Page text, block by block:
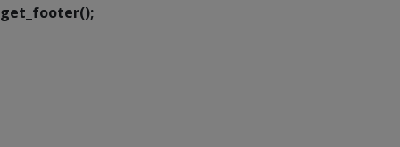
get_footer();